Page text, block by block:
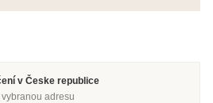
v Česke republice
adresu